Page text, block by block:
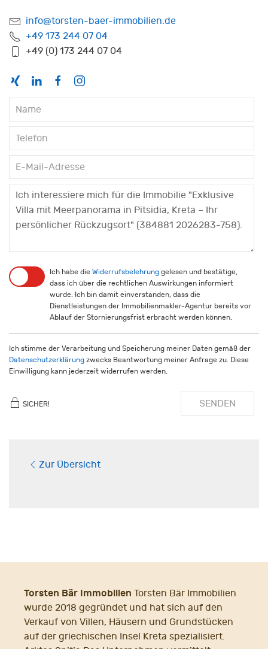
info@torsten-baer-immobilien.de
+49 173 244 07 04
+49 (0) 173 244 07 04
Ich habe die Widerrufsbelehrung gelesen und bestätige,
dass ich über die rechtlichen Auswirkungen informiert
wurde. Ich bin damit einverstanden, dass die
Dienstleistungen der Immobilienmakler-Agentur bereits vor
Ablauf der Stornierungsfrist erbracht werden können.
Ich stimme der Verarbeitung und Speicherung meiner Daten gemäß der
Datenschutzerklärung zwecks Beantwortung meiner Anfrage zu. Diese
Einwilligung kann jederzeit widerrufen werden.
SICHER! SENDEN
Zur Übersicht
Torsten Bär Immobilien Torsten Bär Immobilien
wurde 2018 gegründet und hat sich auf den
Verkauf von Villen, Häusern und Grundstücken
auf der griechischen Insel Kreta spezialisiert.